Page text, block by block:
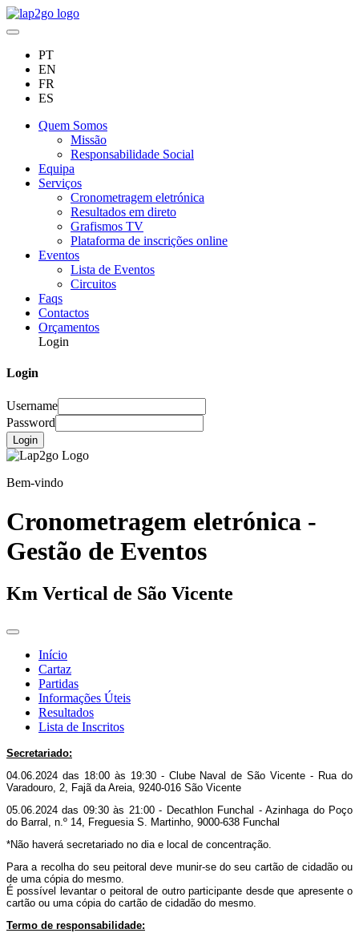
PT
EN
FR
ES
Quem Somos
Missão
Responsabilidade Social
Equipa
Serviços
Cronometragem eletrónica
Resultados em direto
Grafismos TV
Plataforma de inscrições online
Eventos
Lista de Eventos
Circuitos
Faqs
Contactos
Orçamentos
Login
Login
Username
Password
Login
Bem-vindo
Cronometragem eletrónica -
Gestão de Eventos
Km Vertical de São Vicente
Início
Cartaz
Partidas
Informações Úteis
Resultados
Lista de Inscritos
Secretariado:
04.06.2024 das 18:00 às 19:30 - Clube Naval de São Vicente - Rua do
Varadouro, 2, Fajã da Areia, 9240-016 São Vicente
05.06.2024 das 09:30 às 21:00 - Decathlon Funchal - Azinhaga do Poço
do Barral, n.º 14, Freguesia S. Martinho, 9000-638 Funchal
*Não haverá secretariado no dia e local de concentração.
Para a recolha do seu peitoral deve munir-se do seu cartão de cidadão ou
de uma cópia do mesmo.
É possível levantar o peitoral de outro participante desde que apresente o
cartão ou uma cópia do cartão de cidadão do mesmo.
Termo de responsabilidade: